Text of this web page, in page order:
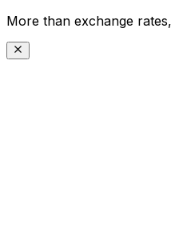
More than exchange rates,